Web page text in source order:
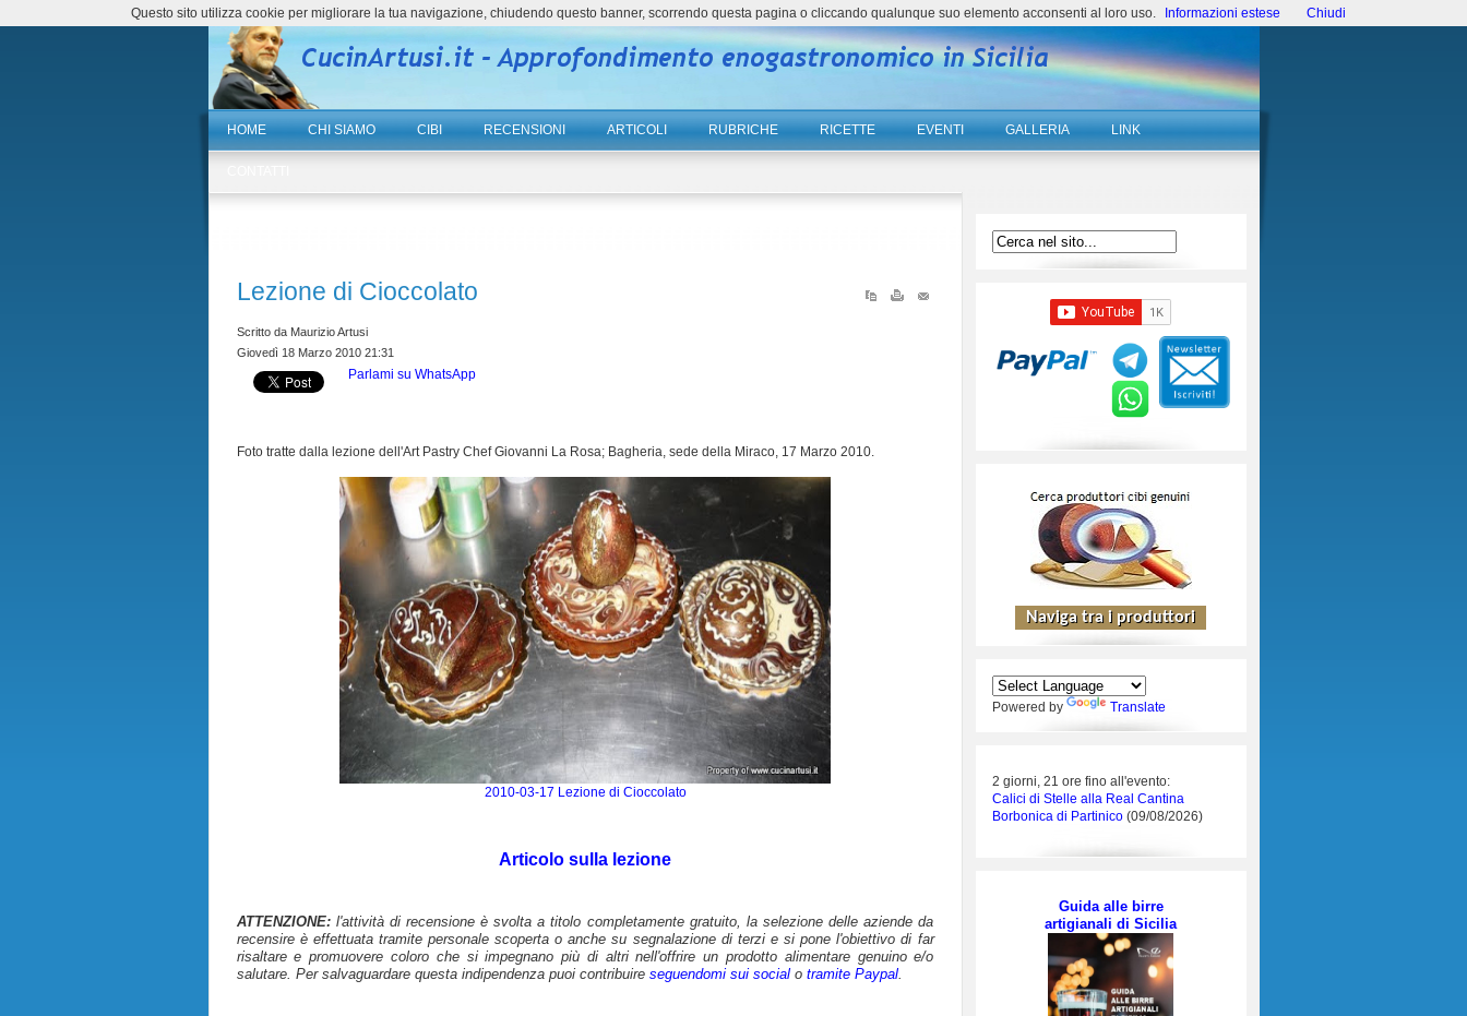
HOME CHI SIAMO CIBI RECENSIONI ARTICOLI RUBRICHE RICETTE EVENTI GALLERIA LINK
Lezione di Cioccolato
Scritto da Maurizio Artusi
Giovedì 18 Marzo 2010 21:31
Parlami su WhatsApp
Foto tratte dalla lezione dell'Art Pastry Chef Giovanni La Rosa; Bagheria, sede della Miraco, 17 Marzo 2010.
2010-03-17 Lezione di Cioccolato
Articolo sulla lezione
ATTENZIONE:l'attività di recensione è svolta a titolo completamente gratuito, la selezione delle aziende da
recensire è effettuata tramite personale scoperta o anche su segnalazione di terzi e si pone l'obiettivo di far
risaltare e promuovere coloro che si impegnano più di altri nell'offrire un prodotto alimentare genuino e/o
salutare. Per salvaguardare questa indipendenza puoi contribuire seguendomi sui socialo tramite Paypal.
Powered by Translate
2 giorni, 21 ore fino all'evento:
Calici di Stelle alla Real Cantina
Borbonica di Partinico (09/08/2026)
Guida alle birre
artigianali di Sicilia
Questo sito utilizza cookie per migliorare la tua navigazione, chiudendo questo banner, scorrendo questa pagina o cliccando qualunque suo elemento acconsenti al loro uso. Informazioni estese Chiudi